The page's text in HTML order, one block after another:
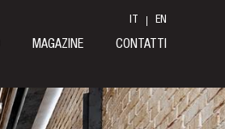
MAGAZINE CONTATTI
IT EN